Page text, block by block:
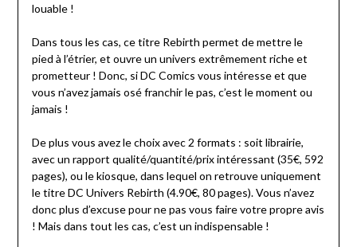
louable !
Dans tous les cas, ce titre Rebirth permet de mettre le
pied à l’étrier, et ouvre un univers extrêmement riche et
prometteur ! Donc, si DC Comics vous intéresse et que
vous n’avez jamais osé franchir le pas, c’est le moment ou
jamais !
De plus vous avez le choix avec 2 formats : soit librairie,
avec un rapport qualité/quantité/prix intéressant (35€, 592
pages), ou le kiosque, dans lequel on retrouve uniquement
le titre DC Univers Rebirth (4.90€, 80 pages). Vous n’avez
donc plus d’excuse pour ne pas vous faire votre propre avis
! Mais dans tout les cas, c’est un indispensable !